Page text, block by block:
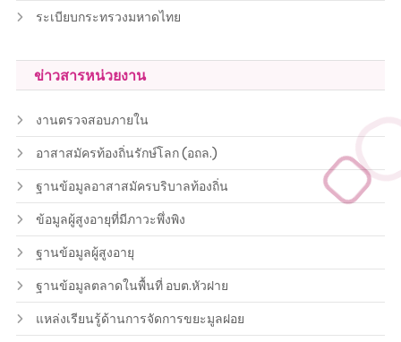
ระเบียบกระทรวงมหาดไทย
ข่าวสารหน่วยงาน
งานตรวจสอบภายใน
อาสาสมัครท้องถิ่นรักษ์โลก (อถล.)
ฐานข้อมูลอาสาสมัครบริบาลท้องถิ่น
ข้อมูลผู้สูงอายุที่มีภาวะพึ่งพิง
ฐานข้อมูลผู้สูงอายุ
ฐานข้อมูลตลาดในพื้นที่ อบต.หัวฝาย
แหล่งเรียนรู้ด้านการจัดการขยะมูลฝอย